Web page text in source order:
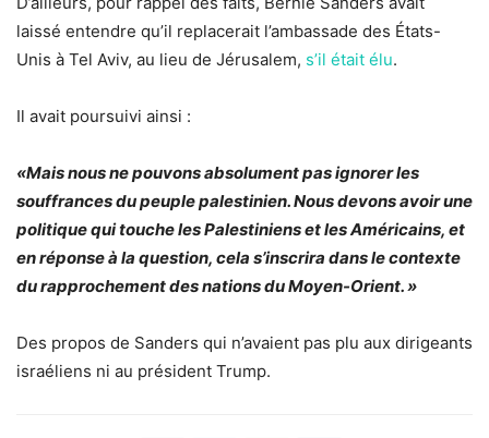
laissé entendre qu’il replacerait l’ambassade des États-
Unis à Tel Aviv, au lieu de Jérusalem, s’il était élu.
Il avait poursuivi ainsi :
«Mais nous ne pouvons absolument pas ignorer les
souffrances du peuple palestinien. Nous devons avoir une
politique qui touche les Palestiniens et les Américains, et
en réponse à la question, cela s’inscrira dans le contexte
du rapprochement des nations du Moyen-Orient. »
Des propos de Sanders qui n’avaient pas plu aux dirigeants
israéliens ni au président Trump.